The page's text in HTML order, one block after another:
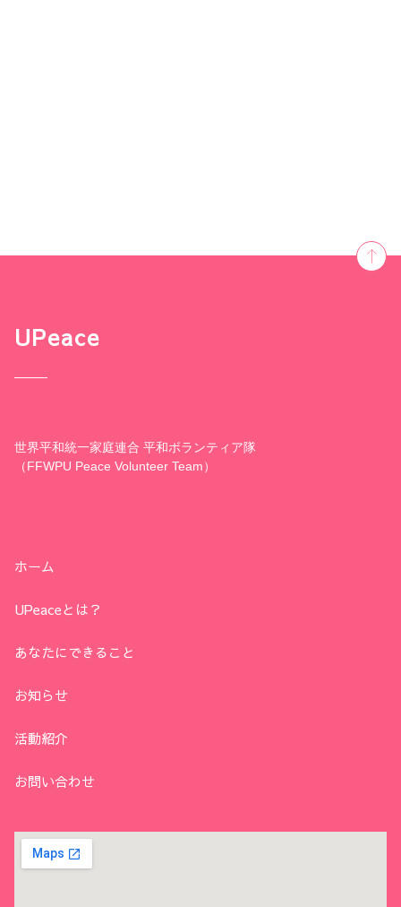
UPeace
世界平和統一家庭連合 平和ボランティア隊
（FFWPU Peace Volunteer Team）
ホーム
UPeaceとは？
あなたにできること
お知らせ
活動紹介
お問い合わせ